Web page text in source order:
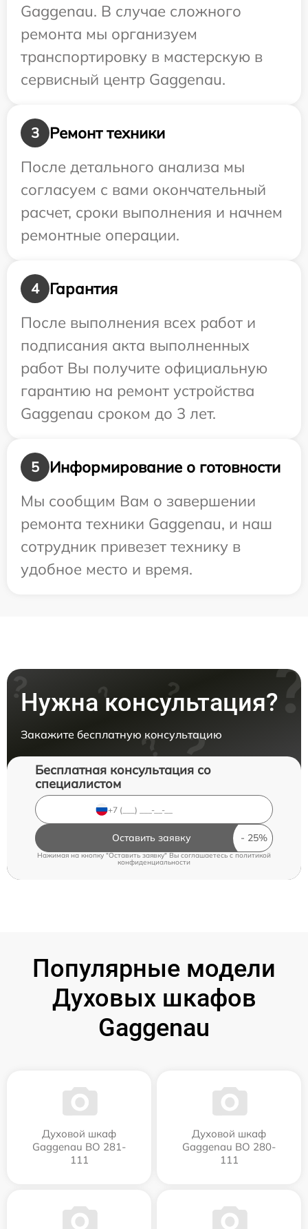
Gaggenau. В случае сложного
ремонта мы организуем
транспортировку в мастерскую в
сервисный центр Gaggenau.
3
Ремонт техники
После детального анализа мы
согласуем с вами окончательный
расчет, сроки выполнения и начнем
ремонтные операции.
4
Гарантия
После выполнения всех работ и
подписания акта выполненных
работ Вы получите официальную
гарантию на ремонт устройства
Gaggenau сроком до 3 лет.
5
Информирование о готовности
Мы сообщим Вам о завершении
ремонта техники Gaggenau, и наш
сотрудник привезет технику в
удобное место и время.
Нужна консультация?
Закажите бесплатную консультацию
Бесплатная консультация со
специалистом
Оставить заявку
Нажимая на кнопку "Оставить заявку" Вы соглашаетесь c политикой
конфиденциальности
Популярные модели
Духовых шкафов
Gaggenau
Духовой шкаф
Gaggenau BO 281-
111
Духовой шкаф
Gaggenau BO 280-
111